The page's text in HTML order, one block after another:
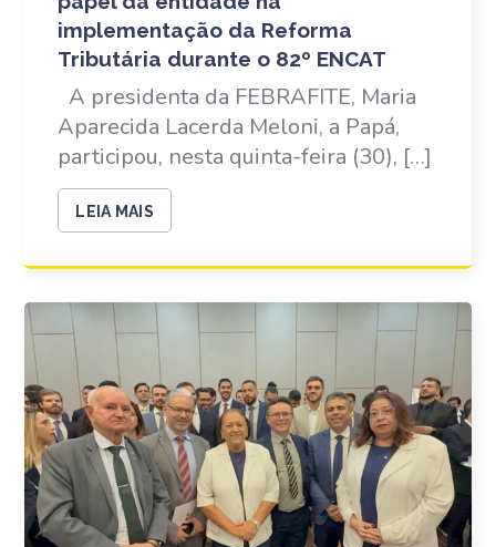
implementação da Reforma
Tributária durante o 82º ENCAT
A presidenta da FEBRAFITE, Maria
Aparecida Lacerda Meloni, a Papá,
participou, nesta quinta-feira (30), […]
LEIA MAIS